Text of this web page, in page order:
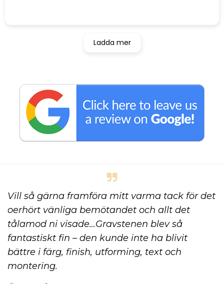
Ladda mer
Vill så gärna framföra mitt varma tack för det
oerhört vänliga bemötandet och allt det
tålamod ni visade…Gravstenen blev så
fantastiskt fin – den kunde inte ha blivit
bättre i färg, finish, utforming, text och
montering.